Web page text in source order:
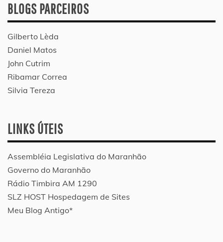
BLOGS PARCEIROS
Gilberto Lèda
Daniel Matos
John Cutrim
Ribamar Correa
Silvia Tereza
LINKS ÚTEIS
Assembléia Legislativa do Maranhão
Governo do Maranhão
Rádio Timbira AM 1290
SLZ HOST Hospedagem de Sites
Meu Blog Antigo*